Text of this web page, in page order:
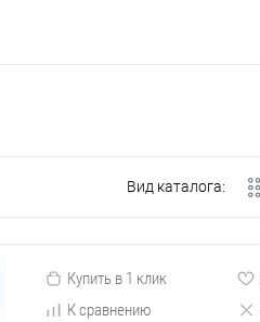
Вид каталога:
Купить в 1 клик
К сравнению